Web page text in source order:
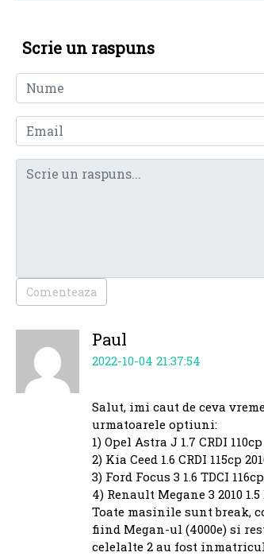
Scrie un raspuns
Comenteaza
Paul
2022-10-04 21:37:54
Salut, imi caut de ceva
urmatoarele optiuni:
1) Opel Astra J 1.7 CRDI 110cp
2) Kia Ceed 1.6 CRDI 115cp
3) Ford Focus 3 1.6 TDCI 116cp
4) Renault Megane 3 2010 1.5
Toate masinile sunt break,
fiind Megan-ul (4000e) si
celelalte 2 au fost